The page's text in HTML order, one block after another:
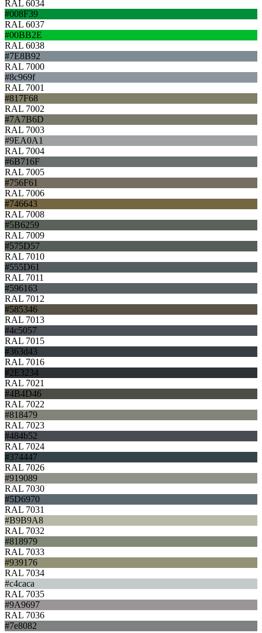
RAL 6034
#008F39
RAL 6037
#00BB2E
RAL 6038
#7E8B92
RAL 7000
#8c969f
RAL 7001
#817F68
RAL 7002
#7A7B6D
RAL 7003
#9EA0A1
RAL 7004
#6B716F
RAL 7005
#756F61
RAL 7006
#746643
RAL 7008
#5B6259
RAL 7009
#575D57
RAL 7010
#555D61
RAL 7011
#596163
RAL 7012
#585346
RAL 7013
#4c5057
RAL 7015
#363d43
RAL 7016
#2E3234
RAL 7021
#4B4D46
RAL 7022
#818479
RAL 7023
#484b52
RAL 7024
#374447
RAL 7026
#919089
RAL 7030
#5D6970
RAL 7031
#B9B9A8
RAL 7032
#818979
RAL 7033
#939176
RAL 7034
#c4caca
RAL 7035
#9A9697
RAL 7036
#7e8082